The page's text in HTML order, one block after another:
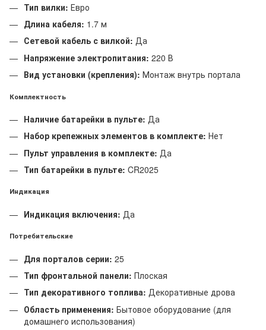
Тип вилки: Евро
Длина кабеля: 1.7 м
Сетевой кабель с вилкой: Да
Напряжение электропитания: 220 В
Вид установки (крепления): Монтаж внутрь портала
Комплектность
Наличие батарейки в пульте: Да
Набор крепежных элементов в комплекте: Нет
Пульт управления в комплекте: Да
Тип батарейки в пульте: CR2025
Индикация
Индикация включения: Да
Потребительские
Для порталов серии: 25
Тип фронтальной панели: Плоская
Тип декоративного топлива: Декоративные дрова
Область применения: Бытовое оборудование (для
домашнего использования)